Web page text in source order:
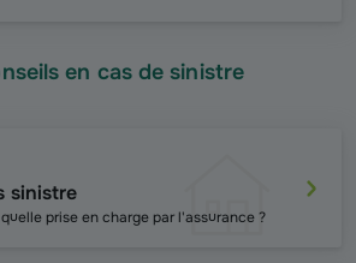
en cas de sinistre
sinistre
prise en charge par l'assurance ?